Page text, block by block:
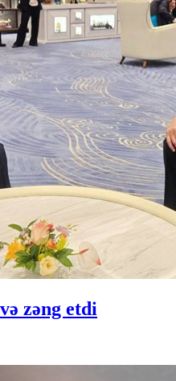
zəng etdi